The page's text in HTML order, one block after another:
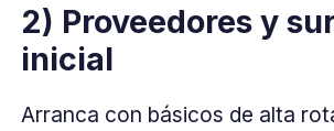
2) Proveedores y
inicial
Arranca con básicos de alta